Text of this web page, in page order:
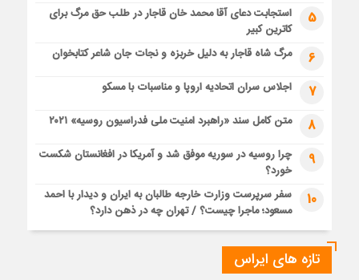
5
استجابت دعای آقا محمد خان قاجار در طلب حق مرگ برای
کاترین کبیر
6 مرگ شاه قاجار به دلیل خربزه و نجات جان شاعر کتابخوان
7 اجلاس سران اتحادیه اروپا و مناسبات با مسکو
8 متن کامل سند «راهبرد امنیت ملی فدراسیون روسیه» ۲۰۲۱
9
چرا روسیه در سوریه موفق شد و آمریکا در افغانستان شکست
خورد؟
10
سفر سرپرست وزارت خارجه طالبان به ایران و دیدار با احمد
مسعود؛ ماجرا چیست؟ / تهران چه در ذهن دارد؟
تازه های ایراس